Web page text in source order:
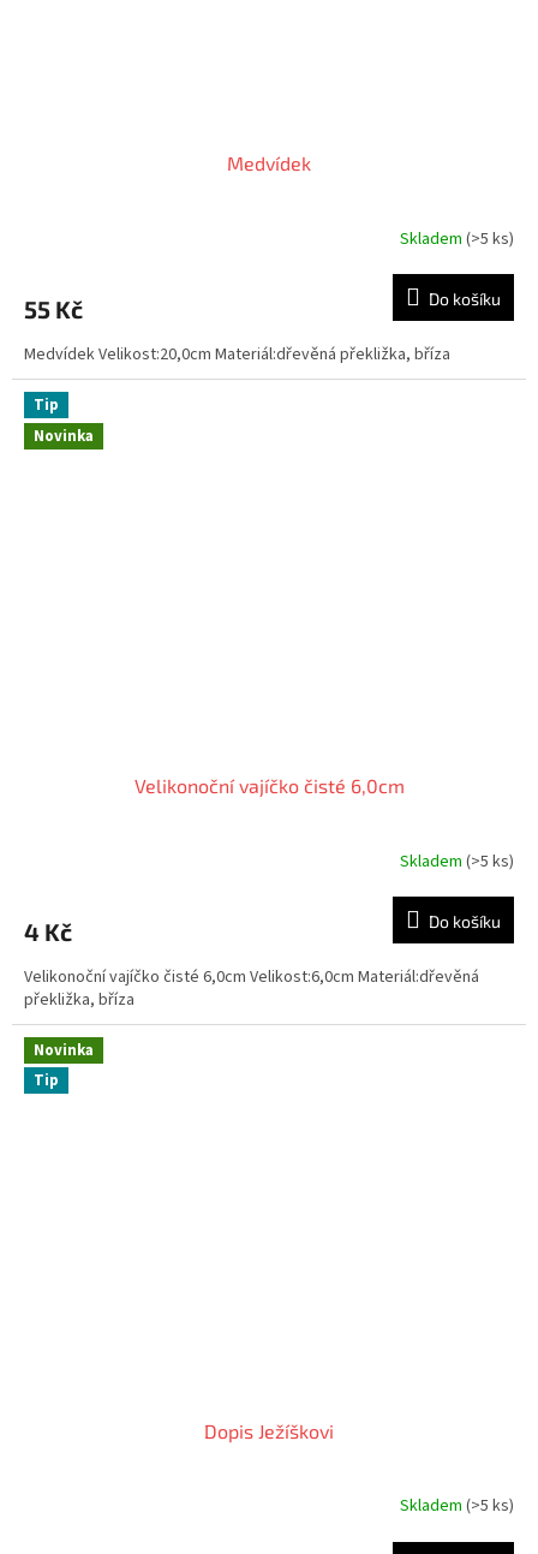
Medvídek
Skladem (>5 ks)
55 Kč Do košíku
Medvídek Velikost:20,0cm Materiál:dřevěná překližka, bříza
Tip
Novinka
Velikonoční vajíčko čisté 6,0cm
Skladem (>5 ks)
4 Kč Do košíku
Velikonoční vajíčko čisté 6,0cm Velikost:6,0cm Materiál:dřevěná
překližka, bříza
Novinka
Tip
Dopis Ježíškovi
Skladem(>5 ks)